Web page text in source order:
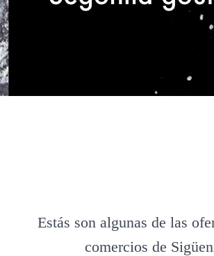
Estás son algunas de las
comercios de